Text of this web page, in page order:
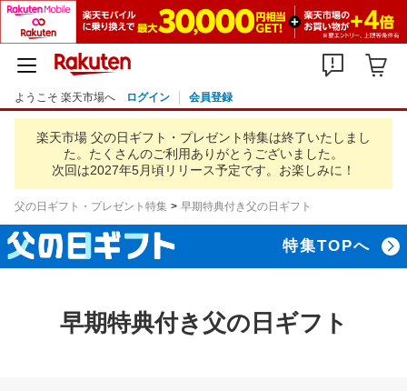
ようこそ 楽天市場へ ログイン 会員登録
楽天市場 父の日ギフト・プレゼント特集は終了いたしまし
た。 たくさんのご利用ありがとうございました。
次回は2027年5月頃リリース予定です。お楽しみに！
父の日ギフト・プレゼント特集 早期特典付き父の日ギフト
特集TOPへ
早期特典付き父の日ギフト